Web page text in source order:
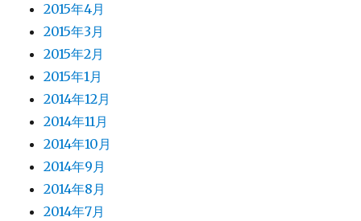
2015年4月
2015年3月
2015年2月
2015年1月
2014年12月
2014年11月
2014年10月
2014年9月
2014年8月
2014年7月